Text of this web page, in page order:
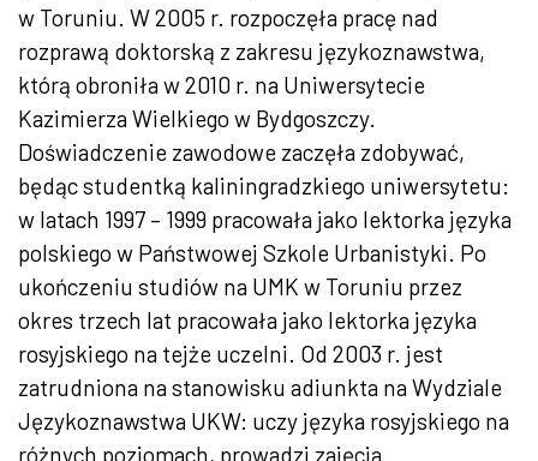
w Toruniu. W 2005 r. rozpoczęła pracę nad
rozprawą doktorską z zakresu językoznawstwa,
którą obroniła w 2010 r. na Uniwersytecie
Kazimierza Wielkiego w Bydgoszczy.
Doświadczenie zawodowe zaczęła zdobywać,
będąc studentką kaliningradzkiego uniwersytetu:
w latach 1997 – 1999 pracowała jako lektorka języka
polskiego w Państwowej Szkole Urbanistyki. Po
ukończeniu studiów na UMK w Toruniu przez
okres trzech lat pracowała jako lektorka języka
rosyjskiego na tejże uczelni. Od 2003 r. jest
zatrudniona na stanowisku adiunkta na Wydziale
Językoznawstwa UKW: uczy języka rosyjskiego na
różnych poziomach, prowadzi zajęcia